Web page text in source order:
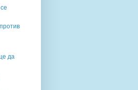
да